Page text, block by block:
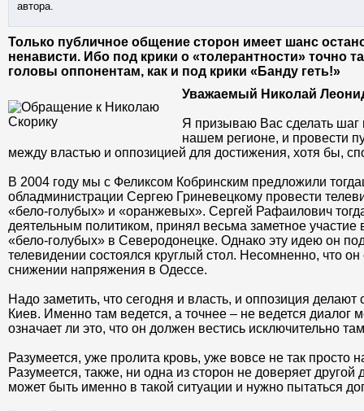
автора.
Только публичное общение сторон имеет шанс
ненависти. Ибо под крики о «толерантности» точно
головы оппонентам, как и под крики «Банду геть!»
Уважаемый Николай
Я призываю Вас сделать шаг
нашем регионе, и провести
между властью и оппозицией для достижения, хотя бы,
В 2004 году мы с Феликсом Кобринским предложили
обладминистрации Сергею Гриневецкому провести
«бело-голубых» и «оранжевых». Сергей Рафаилович
деятельным политиком, принял весьма заметное участие
«бело-голубых» в Северодонецке. Однако эту идею он
телевидении состоялся круглый стол. Несомненно, что
снижении напряжения в Одессе.
Надо заметить, что сегодня и власть, и оппозиция делают
Киев. Именно там ведется, а точнее – не ведется диалог
означает ли это, что он должен вестись исключительно
Разумеется, уже пролита кровь, уже вовсе не так просто
Разумеется, также, ни одна из сторон не доверяет
может быть именно в такой ситуации и нужно пытаться